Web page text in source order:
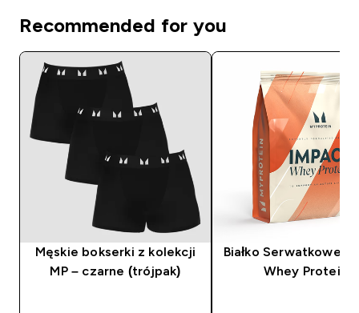
Recommended for you
Męskie bokserki z kolekcji
MP – czarne (trójpak)
Białko Serwatkowe
Whey Protein)